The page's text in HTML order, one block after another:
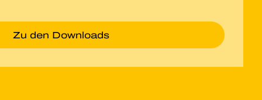
Zu den Downloads